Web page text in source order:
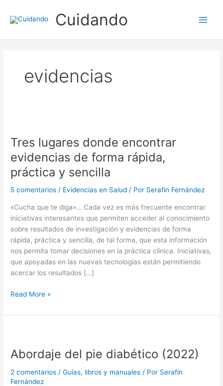
Cuidando
evidencias
Tres lugares donde encontrar
evidencias de forma rápida,
práctica y sencilla
5 comentarios / Evidencias en Salud / Por Serafín Fernández
«Cucha que te diga»… Cada vez es más frecuente encontrar
iniciativas interesantes que permiten acceder al conocimiento
sobre resultados de investigación y evidencias de forma
rápida, práctica y sencilla, de tal forma, que esta información
nos permita tomar decisiones en la práctica clínica. Iniciativas,
que apoyadas en las nuevas tecnologías están permitiendo
acercar los resultados […]
Tres
donde
de
forma
rápida,
práctica
Read More »
Abordaje del pie diabético (2022)
2 comentarios /Guías, libros y manuales / Por Serafín
Fernández